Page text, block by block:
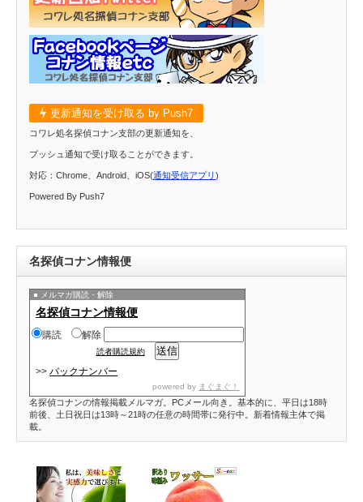
更新通知を受け取る by Push7
コワレ処名探偵コナン支部の更新通知を、
プッシュ通知で受け取ることができます。
対応：Chrome、Android、iOS(通知受信アプリ )
Powered By Push7
名探偵コナン情報便
メルマガ購読・解除
名探偵コナン情報便
購読 解除
読者購読規約
>> バックナンバー
powered by まぐまぐ！
名探偵コナンの情報掲載メルマガ。PCメール向き。基本的に、平日は18時
前後、土日祝日は13時～21時の任意の時間帯に発行中。新着情報主体で掲
載。